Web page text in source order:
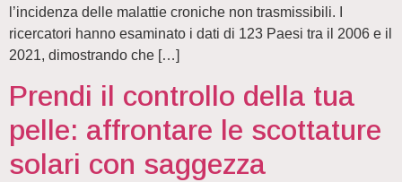
l’incidenza delle malattie croniche non trasmissibili. I
ricercatori hanno esaminato i dati di 123 Paesi tra il 2006 e il
2021, dimostrando che […]
Prendi il controllo della tua
pelle: affrontare le scottature
solari con saggezza